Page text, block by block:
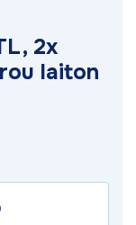
2x
laiton